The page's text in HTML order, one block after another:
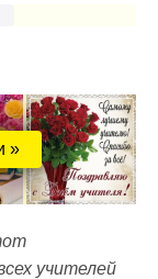
»
учителей